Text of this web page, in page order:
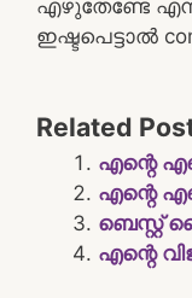
എഴുതേണ്ടേ
ഇഷ്ടപെട്ടാൽ
Related
എന്റെ
എന്റെ
ബെസ്റ്റ്
എന്റെ